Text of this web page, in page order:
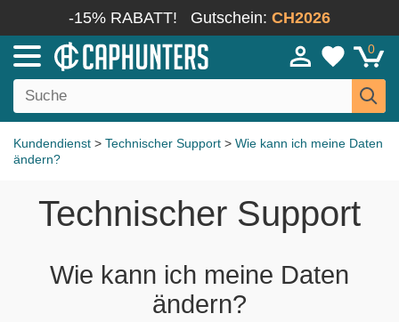
-15% RABATT! Gutschein: CH2026
0
Kundendienst > Technischer Support > Wie kann ich meine Daten
ändern?
Technischer Support
Wie kann ich meine Daten
ändern?